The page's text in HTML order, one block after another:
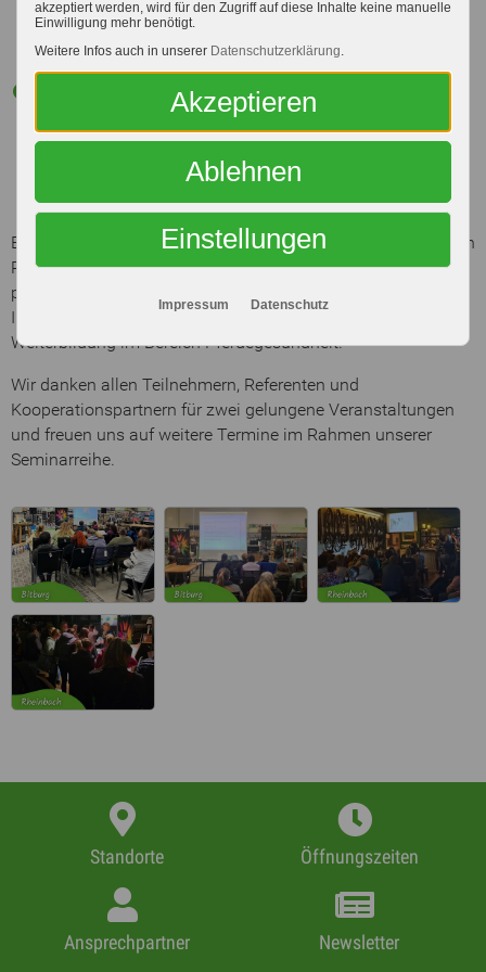
und beantwortete im Anschluss zahlreiche Fragen aus
dem Publikum.
von der EQUOVIS GmbH stellte fundierte
Informationen zur bedarfsgerechten Fütterung bei
Pferden mit Stoffwechselstörungen vor. Besonderer
Fokus lag auf der praktischen Umsetzung im Stallalltag,
Beide Abende waren geprägt von regem Austausch zwischen
Referenten, Teilnehmern und Gastgebern. Die durchweg
positive Resonanz unterstreicht den hohen
Informationsbedarf sowie das Interesse an fundierter
Weiterbildung im Bereich Pferdegesundheit.
Wir danken allen Teilnehmern, Referenten und
Kooperationspartnern für zwei gelungene Veranstaltungen
und freuen uns auf weitere Termine im Rahmen unserer
Seminarreihe.
Standorte Öffnungszeiten
Ansprechpartner Newsletter
akzeptiert werden, wird für den Zugriff auf diese Inhalte keine manuelle
Einwilligung mehr benötigt.
Weitere Infos auch in unserer Datenschutzerklärung.
Akzeptieren
Ablehnen
Einstellungen
Impressum Datenschutz